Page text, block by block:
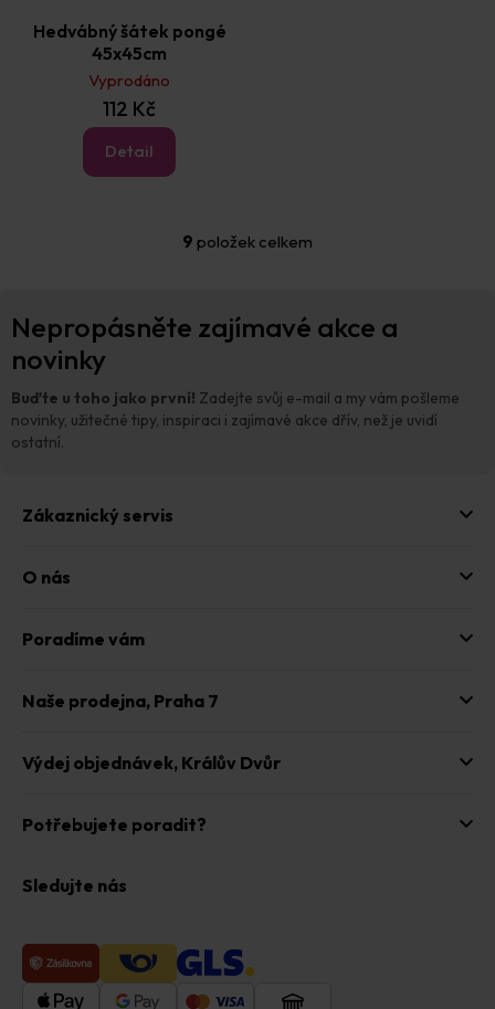
Hedvábný šátek pongé
45x45cm
Vyprodáno
112 Kč
Detail
O
d
í
p
9 položek celkem
Nepropásněte zajímavé akce a
novinky
Buďte u toho jako první! Zadejte svůj e-mail a my vám pošleme
novinky, užitečné tipy, inspiraci i zajímavé akce dřív, než je uvidí
ostatní.
Zákaznický servis
O nás
Poradíme vám
Naše prodejna, Praha 7
Výdej objednávek, Králův Dvůr
Potřebujete poradit?
Sledujte nás